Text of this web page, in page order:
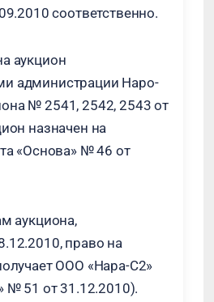
соответственно.
аукцион
администрации Наро-
№ 2541, 2542, 2543 от
назначен на
«Основа» № 46 от
аукциона,
право на
ООО «Нара-С2»
№ 51 от 31.12.2010).